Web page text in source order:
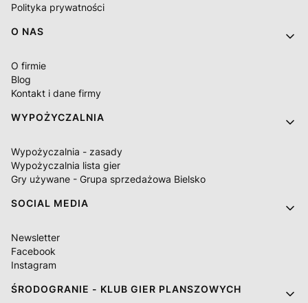
Polityka prywatności
O NAS
O firmie
Blog
Kontakt i dane firmy
WYPOŻYCZALNIA
Wypożyczalnia - zasady
Wypożyczalnia lista gier
Gry używane - Grupa sprzedażowa Bielsko
SOCIAL MEDIA
Newsletter
Facebook
Instagram
ŚRODOGRANIE - KLUB GIER PLANSZOWYCH